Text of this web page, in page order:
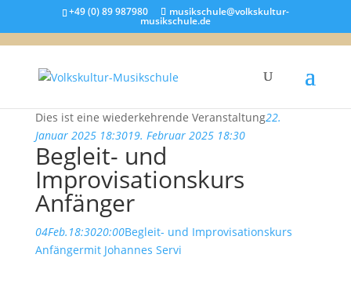
+49 (0) 89 987980 musikschule@volkskultur-
musikschule.de
Dies ist eine wiederkehrende Veranstaltung22.
Januar 2025 18:3019. Februar 2025 18:30
Begleit- und
Improvisationskurs
Anfänger
04Feb. 18:3020:00Begleit- und Improvisationskurs
Anfängermit Johannes Servi